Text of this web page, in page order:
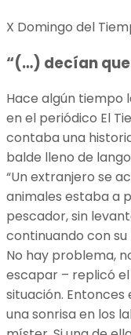
X Domingo del
“(…) decían
Hace algún tiempo
en el periódico El
contaba una
balde lleno de
“Un extranjero se
animales estaba a
pescador, sin
continuando con su
No hay problema,
escapar – replicó
situación.
una sonrisa en los